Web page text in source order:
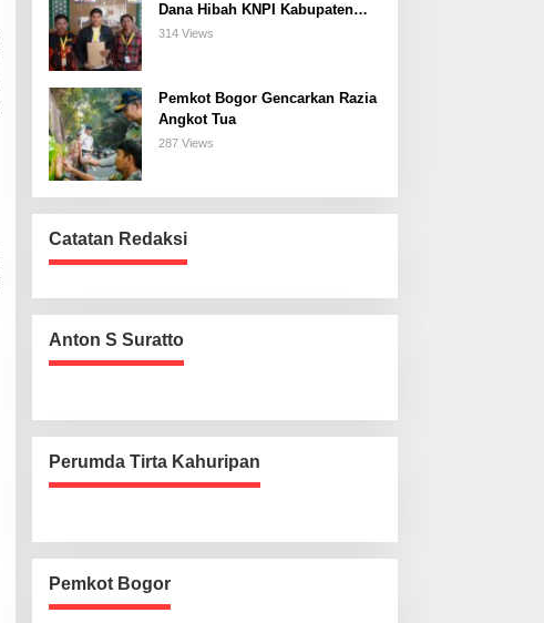
Dana Hibah KNPI Kabupaten
Bogor Tahun Anggaran 2025 Ke
314 Views
Pemkot Bogor Gencarkan Razia
Angkot Tua
287 Views
Catatan Redaksi
Anton S Suratto
Perumda Tirta Kahuripan
Pemkot Bogor